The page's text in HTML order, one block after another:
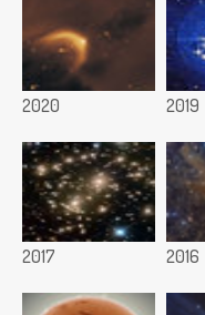
2020 2019
2017 2016